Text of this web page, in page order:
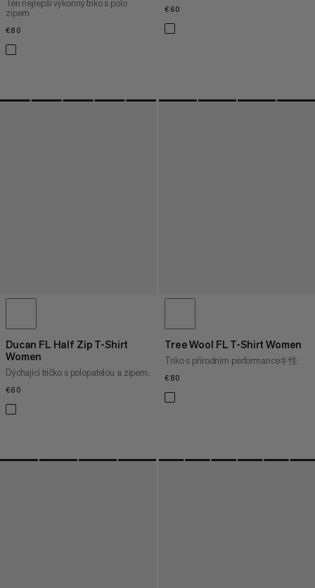
Ten nejlepší výkonný triko s polo
zipem
€80
€60
Ducan FL Half Zip T-Shirt
Women
Dýchající tričko s polopatelou a zipem.
€60
Tree Wool FL T-Shirt Women
Triko s přírodním performanceキ性
€80